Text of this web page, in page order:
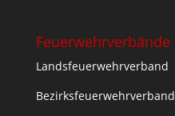
Feuerwehrverbände
Landsfeuerwehrverband
Bezirksfeuerwehrverband